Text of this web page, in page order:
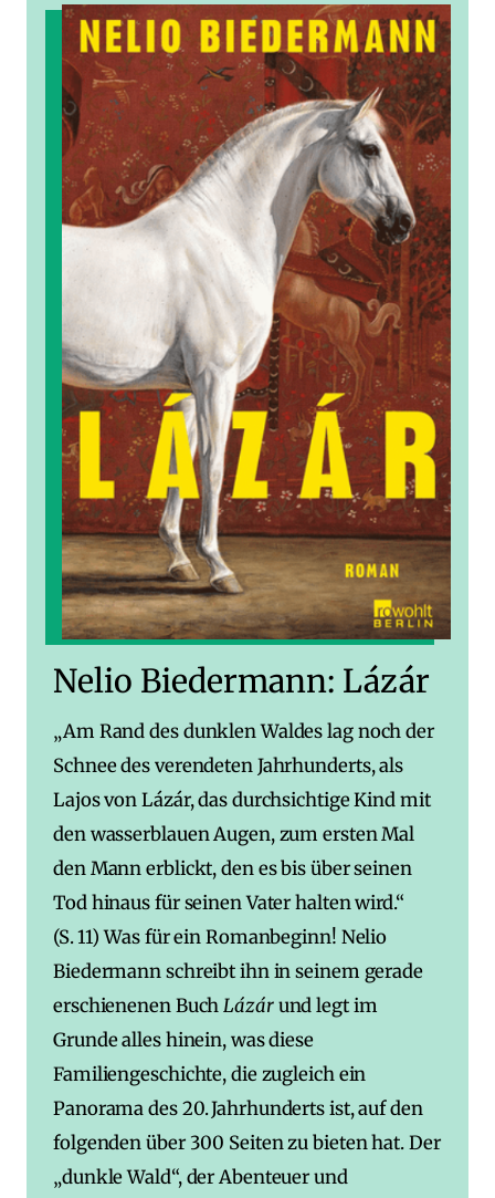
Nelio Biedermann: Lázár
„Am Rand des dunklen Waldes lag noch der
Schnee des verendeten Jahrhunderts, als
Lajos von Lázár, das durchsichtige Kind mit
den wasserblauen Augen, zum ersten Mal
den Mann erblickt, den es bis über seinen
Tod hinaus für seinen Vater halten wird.“
(S. 11) Was für ein Romanbeginn! Nelio
Biedermann schreibt ihn in seinem gerade
erschienenen BuchLázárund legt im
Grunde alles hinein, was diese
Familiengeschichte, die zugleich ein
Panorama des 20. Jahrhunderts ist, auf den
folgenden über 300 Seiten zu bieten hat. Der
„dunkle Wald“, der Abenteuer und